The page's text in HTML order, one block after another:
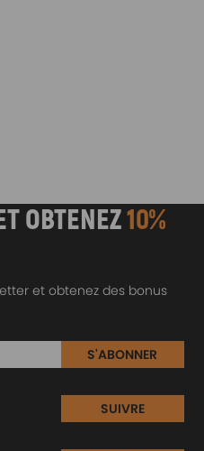
OBTENEZ10%
et obtenez des bonus
S'ABONNER
SUIVRE